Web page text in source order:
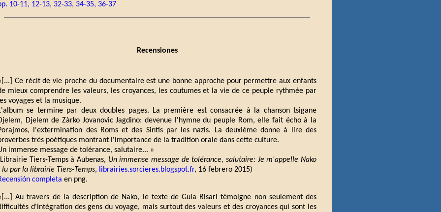
10-11, 12-13, 32-33, 34-35, 36-37
Recensiones
Ce récit de vie proche du documentaire est une bonne approche pour permettre aux enfants
mieux comprendre les valeurs, les croyances, les coutumes et la vie de ce peuple rythmée par
voyages et la musique.
se termine par deux doubles pages. La première est consacrée à la chanson tsigane
Djelem de Zàrko Jovanovic Jagdino: devenue l'hymne du peuple Rom, elle fait écho à la
l'extermination des Roms et des Sintis par les nazis. La deuxième donne à lire des
très poétiques montrant l'importance de la tradition orale dans cette culture.
immense message de tolérance, salutaire... »
Tiers-Temps à Aubenas, Un immense message de tolérance, salutaire: Je m'appelle Nako
lu par la librairie Tiers-Temps, librairies.sorcieres.blogspot.fr, 16 febrero 2015)
completa en png.
Au travers de la description de Nako, le texte de Guia Risari témoigne non seulement des
d'intégration des gens du voyage, mais surtout des valeurs et des croyances qui sont les